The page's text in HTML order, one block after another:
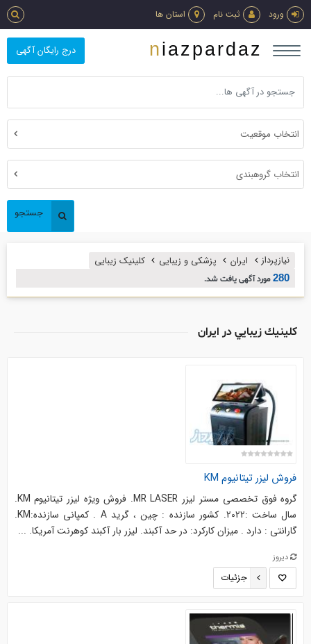
ورود ثبت نام استان ها
درج رایگان آگهی niazpardaz
انتخاب موقعیت
انتخاب گروهبندی
جستجو
نیازپرداز ایران پزشكي و زيبايي كلينيك زيبايي
280مورد آگهی یافت شد.
كلينيك زيبايي در ایران
فروش لیزر تیتانیوم KM
گروه فوق تخصصی مستر لیزر MR LASER. فروش ویژه لیزر تیتانیوم KM.
سال ساخت :2022. کشور سازنده : چین ، گرید A . کمپانی سازنده:KM.
گارانتی : دارد . میزان کارکرد: در حد آکبند. لیزر بار آکبند کوهرنت آمریکا. ...
دیروز
جزئیات